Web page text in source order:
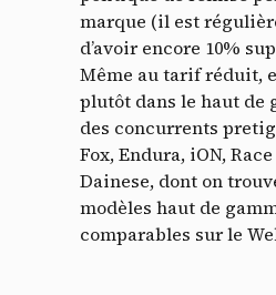
marque (il est
d’avoir encore 10%
Même au tarif réduit,
plutôt dans le haut de
des concurrents
Fox, Endura, iON,
Dainese, dont on
modèles haut de
comparables sur le